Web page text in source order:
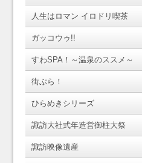
人生はロマン イロドリ喫茶
ガッコウゥ!!
すわSPA！～温泉のススメ～
街ぶら！
ひらめきシリーズ
諏訪大社式年造営御柱大祭
諏訪映像遺産